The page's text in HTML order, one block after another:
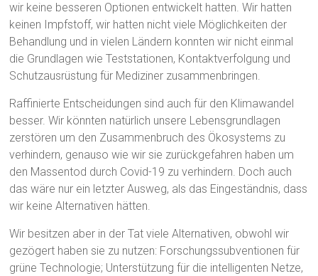
wir keine besseren Optionen entwickelt hatten. Wir hatten
keinen Impfstoff, wir hatten nicht viele Möglichkeiten der
Behandlung und in vielen Ländern konnten wir nicht einmal
die Grundlagen wie Teststationen, Kontaktverfolgung und
Schutzausrüstung für Mediziner zusammenbringen.
Raffinierte Entscheidungen sind auch für den Klimawandel
besser. Wir könnten natürlich unsere Lebensgrundlagen
zerstören um den Zusammenbruch des Ökosystems zu
verhindern, genauso wie wir sie zurückgefahren haben um
den Massentod durch Covid-19 zu verhindern. Doch auch
das wäre nur ein letzter Ausweg, als das Eingeständnis, dass
wir keine Alternativen hätten.
Wir besitzen aber in der Tat viele Alternativen, obwohl wir
gezögert haben sie zu nutzen: Forschungssubventionen für
grüne Technologie; Unterstützung für die intelligenten Netze,